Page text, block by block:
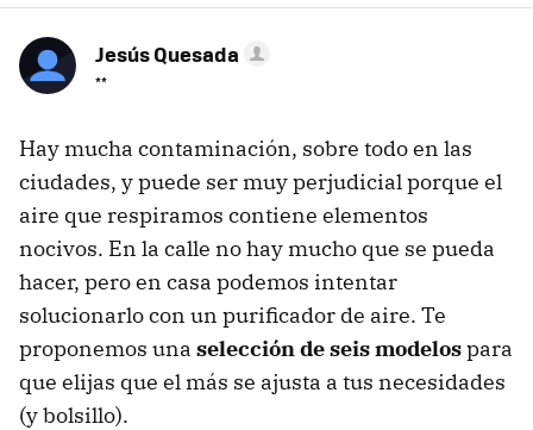
Jesús Quesada
**
Hay mucha contaminación, sobre todo en las
ciudades, y puede ser muy perjudicial porque el
aire que respiramos contiene elementos
nocivos. En la calle no hay mucho que se pueda
hacer, pero en casa podemos intentar
solucionarlo con un purificador de aire. Te
proponemos una selección de seis modelospara
que elijas que el más se ajusta a tus necesidades
(y bolsillo).